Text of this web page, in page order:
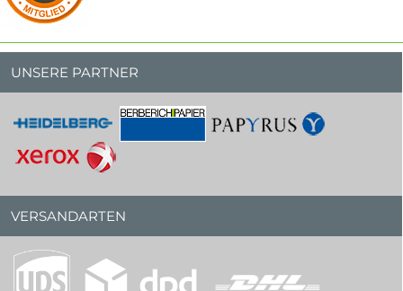
UNSERE PARTNER
VERSANDARTEN